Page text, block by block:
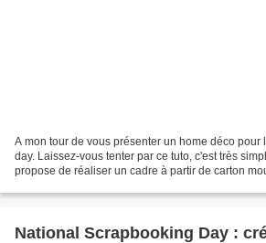
A mon tour de vous présenter un home déco pour
day. Laissez-vous tenter par ce tuto, c'est très
propose de réaliser un cadre à partir de carton
National Scrapbooking Day :